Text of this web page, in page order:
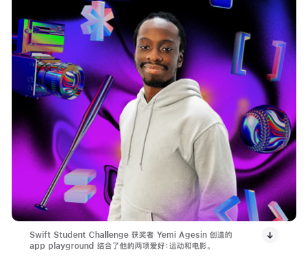
Swift Student Challenge 获奖者 Yemi Agesin 创造的
app playground 结合了他的两项爱好：运动和电影。